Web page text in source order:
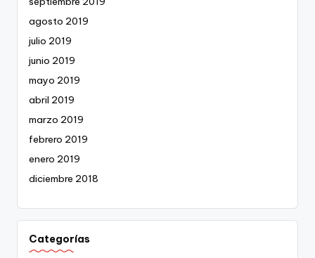
agosto 2019
julio 2019
junio 2019
mayo 2019
abril 2019
marzo 2019
febrero 2019
enero 2019
diciembre 2018
Categorías